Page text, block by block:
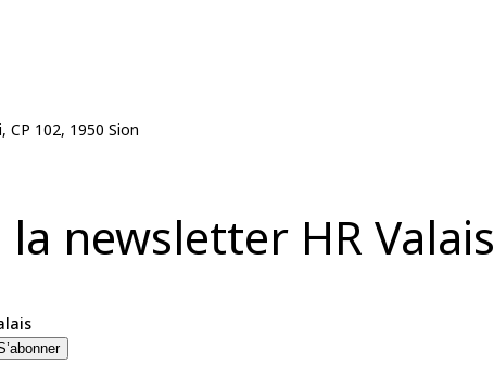
CP 102, 1950 Sion
la newsletter HR Valais